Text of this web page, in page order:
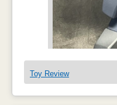
Toy Review